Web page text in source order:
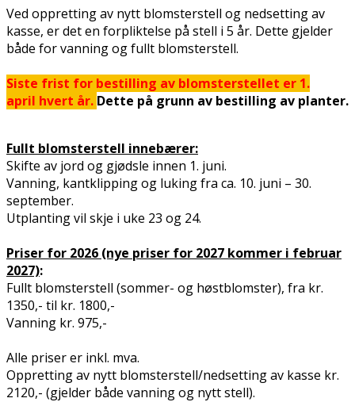
Ved oppretting av nytt blomsterstell og nedsetting av
kasse, er det en forpliktelse på stell i 5 år. Dette gjelder
både for vanning og fullt blomsterstell.
Siste frist for bestilling av blomsterstellet er 1.
april hvert år. Dette på grunn av bestilling av planter.
Fullt blomsterstell innebærer:
Skifte av jord og gjødsle innen 1. juni.
Vanning, kantklipping og luking fra ca. 10. juni – 30.
september.
Utplanting vil skje i uke 23 og 24.
Priser for 2026 (nye priser for 2027 kommer i februar
2027):
Fullt blomsterstell (sommer- og høstblomster), fra kr.
1350,- til kr. 1800,-
Vanning kr. 975,-
Alle priser er inkl. mva.
Oppretting av nytt blomsterstell/nedsetting av kasse kr.
2120,- (gjelder både vanning og nytt stell).